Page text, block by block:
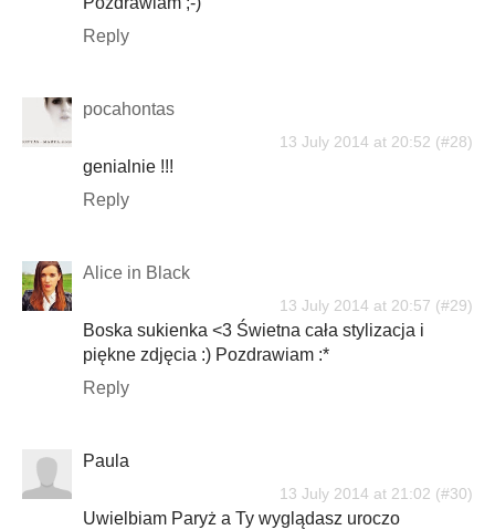
Reply
pocahontas
13 July 2014 at 20:52
genialnie !!!
Reply
Alice in Black
13 July 2014 at 20:57
Boska sukienka <3 Świetna cała stylizacja i
piękne zdjęcia :) Pozdrawiam :*
Reply
Paula
13 July 2014 at 21:02
Uwielbiam Paryż a Ty wyglądasz uroczo